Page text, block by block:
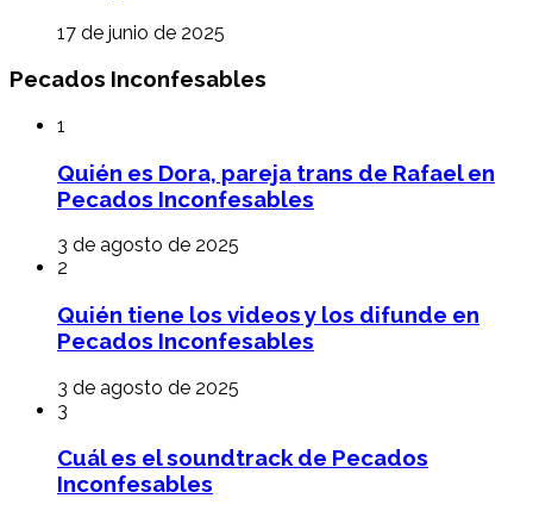
17 de junio de 2025
Pecados Inconfesables
1
Quién es Dora, pareja trans de Rafael en
Pecados Inconfesables
3 de agosto de 2025
2
Quién tiene los videos y los difunde en
Pecados Inconfesables
3 de agosto de 2025
3
Cuál es el soundtrack de Pecados
Inconfesables